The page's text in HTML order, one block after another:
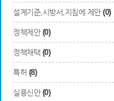
설계기준,시방서,지침에 제안 (0)
정책제안 (0)
정책채택 (0)
특허 (8)
실용신안 (0)
6분할 탄성피니언
3 4분할 탄성피니언